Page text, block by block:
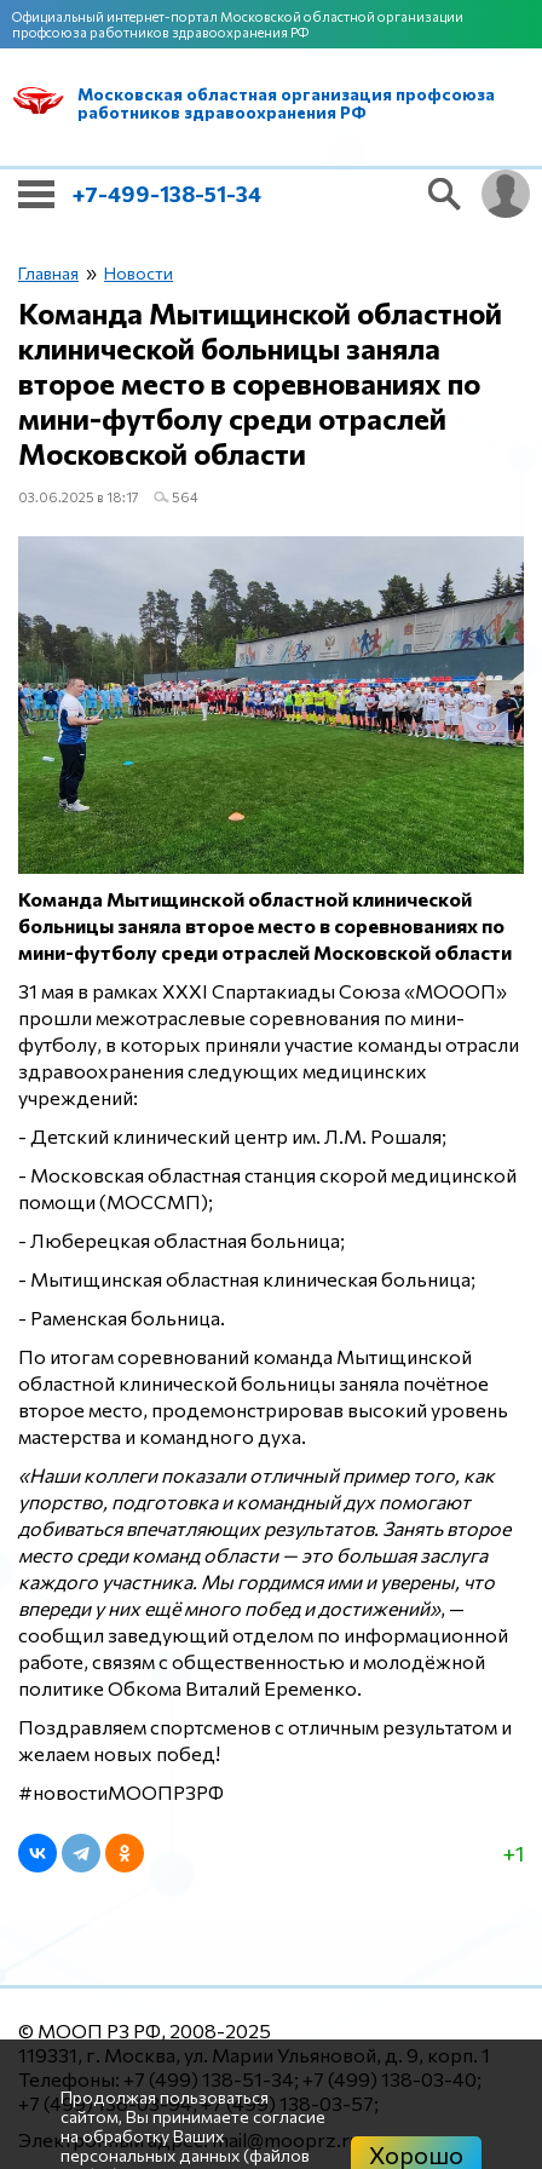
Официальный интернет-портал Московской областной организации
профсоюза работников здравоохранения РФ
Московская областная организация профсоюза
работников здравоохранения РФ
+7-499-138-51-34
Главная » Новости
Команда Мытищинской областной
клинической больницы заняла
второе место в соревнованиях по
мини-футболу среди отраслей
Московской области
03.06.2025 в 18:17 564
Команда Мытищинской областной клинической
больницы заняла второе место в соревнованиях по
мини-футболу среди отраслей Московской области
31 мая в рамках XXXI Спартакиады Союза «МОООП»
прошли межотраслевые соревнования по мини-
футболу, в которых приняли участие команды отрасли
здравоохранения следующих медицинских
учреждений:
- Детский клинический центр им. Л.М. Рошаля;
- Московская областная станция скорой медицинской
помощи (МОССМП);
- Люберецкая областная больница;
- Мытищинская областная клиническая больница;
- Раменская больница.
По итогам соревнований команда Мытищинской
областной клинической больницы заняла почётное
второе место, продемонстрировав высокий уровень
мастерства и командного духа.
«Наши коллеги показали отличный пример того, как
упорство, подготовка и командный дух помогают
добиваться впечатляющих результатов. Занять второе
место среди команд области — это большая заслуга
каждого участника. Мы гордимся ими и уверены, что
впереди у них ещё много побед и достижений», —
сообщил заведующий отделом по информационной
работе, связям с общественностью и молодёжной
политике Обкома Виталий Еременко.
Поздравляем спортсменов с отличным результатом и
желаем новых побед!
#новостиМООПРЗРФ
+1
© МООП РЗ РФ, 2008-2025
119331, г. Москва, ул. Марии Ульяновой, д. 9, корп. 1
Телефоны: +7 (499) 138-51-34; +7 (499) 138-03-40;
+7 (499) 138-03-94; +7 (499) 138-03-57;
Электронный адрес: mail@mooprz.ru
Продолжая пользоваться
сайтом, Вы принимаете согласие
на обработку Ваших
персональных данных (файлов
Хорошо